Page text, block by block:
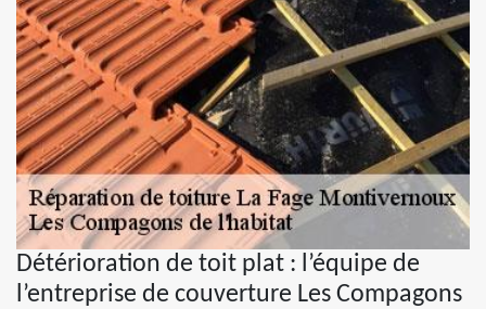
Détérioration de toit plat : l’équipe de
l’entreprise de couverture Les Compagons